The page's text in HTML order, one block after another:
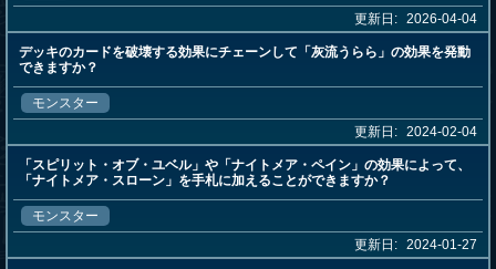
更新日: 2026-04-04
デッキのカードを破壊する効果にチェーンして「灰流うらら」の効果を発動
できますか？
モンスター
更新日: 2024-02-04
「スピリット・オブ・ユベル」や「ナイトメア・ペイン」の効果によって、
「ナイトメア・スローン」を手札に加えることができますか？
モンスター
更新日: 2024-01-27